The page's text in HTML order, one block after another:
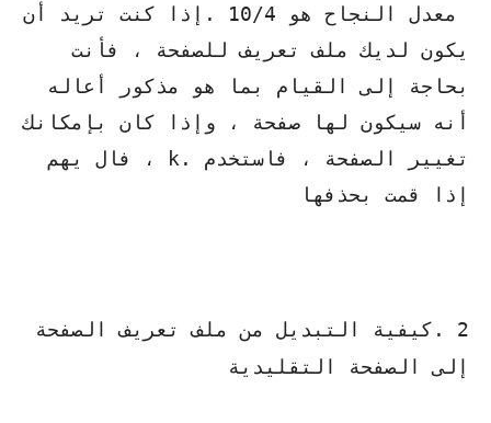
معدل النجاح هو 10/4 .إذا كنت تريد أن
يكون لديك ملف تعريف للصفحة ، فأنت
بحاجة إلى القيام بما هو مذكور أعاله
أنه سيكون لها صفحة ، وإذا كان بإمكانك
تغيير الصفحة ، فاستخدم .k ، فال يهم
إذا قمت بحذفها
2 .كيفية التبديل من ملف تعريف الصفحة
إلى الصفحة التقليدية